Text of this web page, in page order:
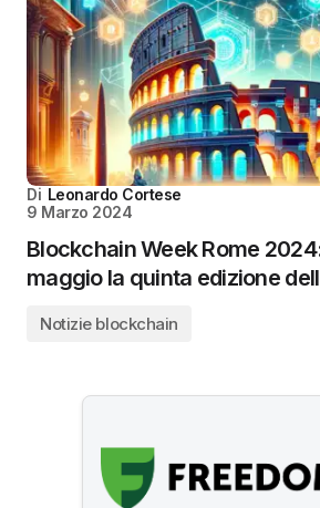
Di Leonardo Cortese
9 Marzo 2024
Blockchain Week Rome
maggio la quinta edizione
Notizie blockchain